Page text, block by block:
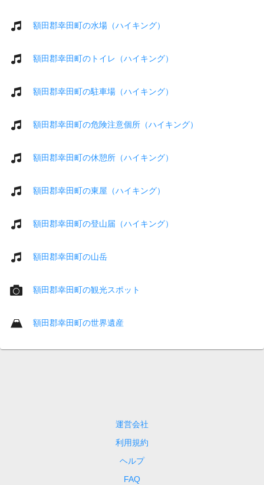
額田郡幸田町の水場（ハイキング）
額田郡幸田町のトイレ（ハイキング）
額田郡幸田町の駐車場（ハイキング）
額田郡幸田町の危険注意個所（ハイキング）
額田郡幸田町の休憩所（ハイキング）
額田郡幸田町の東屋（ハイキング）
額田郡幸田町の登山届（ハイキング）
額田郡幸田町の山岳
額田郡幸田町の観光スポット
額田郡幸田町の世界遺産
運営会社
利用規約
ヘルプ
FAQ